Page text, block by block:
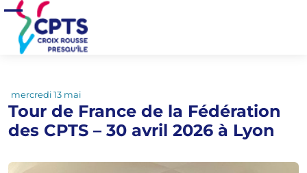
Aller au contenu principal
Ouvrir/Fermer le menu
Accueil Actualités
à Lyon
mercredi 13 mai
Tour de France de la Fédération
des CPTS – 30 avril 2026 à Lyon